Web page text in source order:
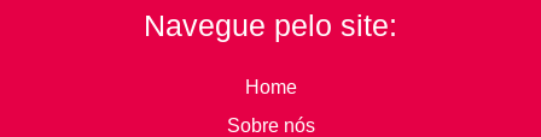
Navegue pelo site:
Home
Sobre nós